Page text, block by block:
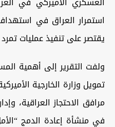
استمرار العراق في
يقتصر على تنفيذ عمليات
ولفت التقرير إلى أهمية
تمويل وزارة الخارجية
مرافق الاحتجاز العراقية،
في منشأة إعادة الدمج